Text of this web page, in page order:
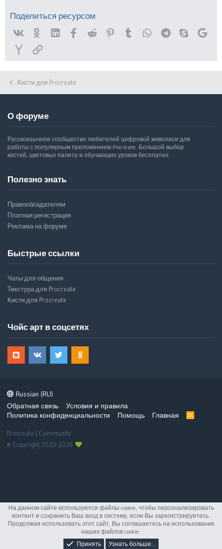
Поделиться ресурсом
Linked InFacebook
Reddit PinterestTumblr WhatsAppTelegramSkype
YahooСсылка
Кисти для Procreate
О форуме
Русскоязычное сообщество любителей цифровой живописи для
работы с популярным приложением Procreate. Большой выбор
кистей, цветовых палитр и обучающих уроков бесплатно.
Полезно знать
Правообладателям
Платная регистрация
Реклама на форуме
Быстрые ссылки
Чаты для общения
Текстура для Procreate
Кисти для Procreate
Чойс арт в соцсетях
Russian (RU)
Обратная связь
Условия и правила
Политика конфиденциальности
Помощь Главная
R
Procreate | Community
© Copyright 2020-2026
На данном сайте используются файлы cookie, чтобы персонализировать
контент и сохранить Ваш вход в систему, если Вы зарегистрируетесь.
Продолжая использовать этот сайт, Вы соглашаетесь на использование
наших файлов cookie.
Принять
Узнать больше...